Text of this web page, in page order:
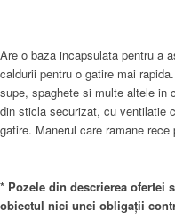
Are o baza incapsulata pentru a
caldurii pentru o gatire mai
supe, spaghete si multe altele in
din sticla securizat, cu ventilatie
gatire. Manerul care ramane
* Pozele din descrierea ofertei
obiectul nici unei obligații